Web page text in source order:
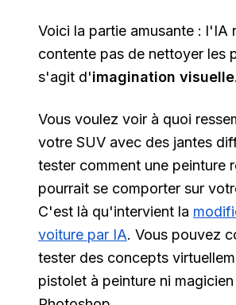
Voici la partie amusante : l'IA
contente pas de nettoyer les
s'agit d'imagination visuelle.
Vous voulez voir à quoi
votre SUV avec des jantes
tester comment une peinture
pourrait se comporter sur
C'est là qu'intervient la
voiture par IA. Vous pouvez
tester des concepts
pistolet à peinture ni